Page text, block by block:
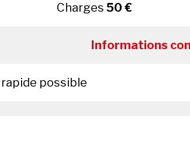
Charges50 €
Informations
possible